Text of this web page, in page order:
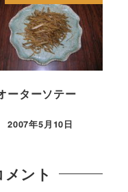
ーターソテー
2007年5月10日
ント